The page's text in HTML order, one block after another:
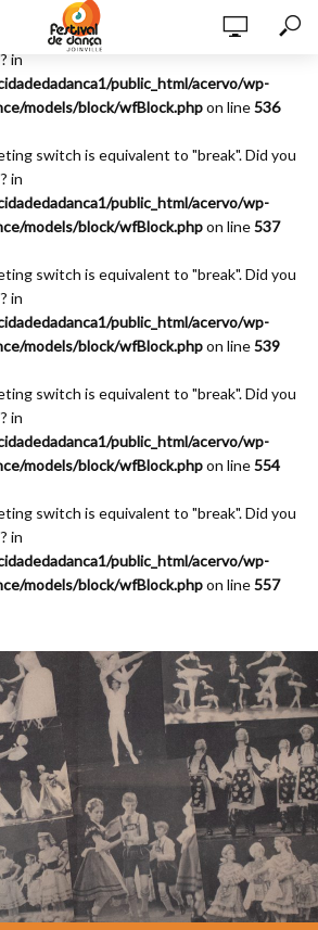
switch is equivalent to "break". Did you
in
public_html/acervo/wp-
models/block/wfBlock.phpon line536
switch is equivalent to "break". Did you
in
public_html/acervo/wp-
models/block/wfBlock.phpon line537
switch is equivalent to "break". Did you
in
public_html/acervo/wp-
models/block/wfBlock.phpon line539
switch is equivalent to "break". Did you
in
public_html/acervo/wp-
models/block/wfBlock.phpon line554
switch is equivalent to "break". Did you
in
public_html/acervo/wp-
models/block/wfBlock.phpon line557